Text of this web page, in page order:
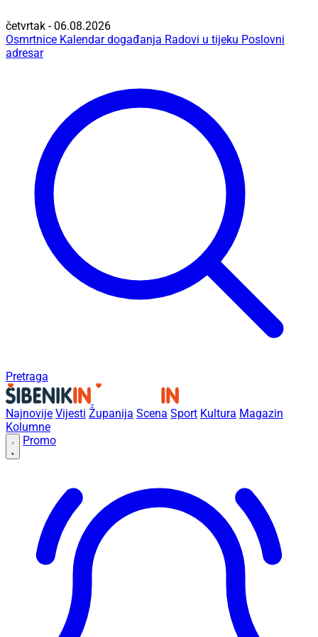
četvrtak - 06.08.2026
Osmrtnice Kalendar događanja Radovi u tijeku Poslovni
adresar
Pretraga
Najnovije Vijesti Županija Scena Sport Kultura Magazin
Kolumne
Promo